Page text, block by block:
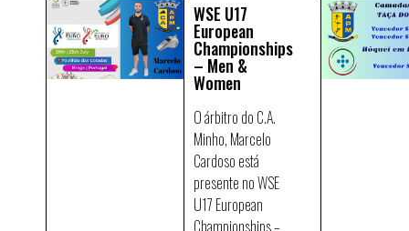
WSE U17
European
Championships
– Men &
Women
O árbitro do C.A.
Minho, Marcelo
Cardoso está
presente no WSE
U17 European